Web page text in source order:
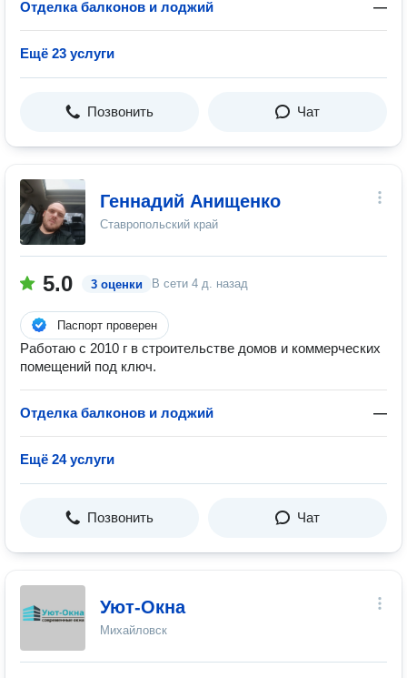
Отделка балконов и лоджий —
Ещё 23 услуги
Позвонить Чат
Геннадий Анищенко
Ставропольский край
5.0 3 оценки В сети 4 д. назад
Паспорт проверен
Работаю с 2010 г в строительстве домов и коммерческих
помещений под ключ.
Отделка балконов и лоджий —
Ещё 24 услуги
Позвонить Чат
Уют-Окна
Михайловск